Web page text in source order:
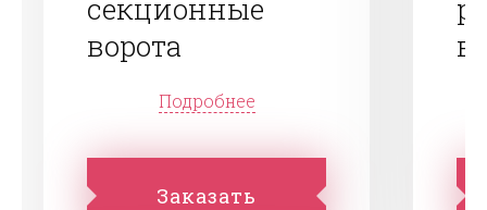
секционные
ворота
Подробнее
Заказать